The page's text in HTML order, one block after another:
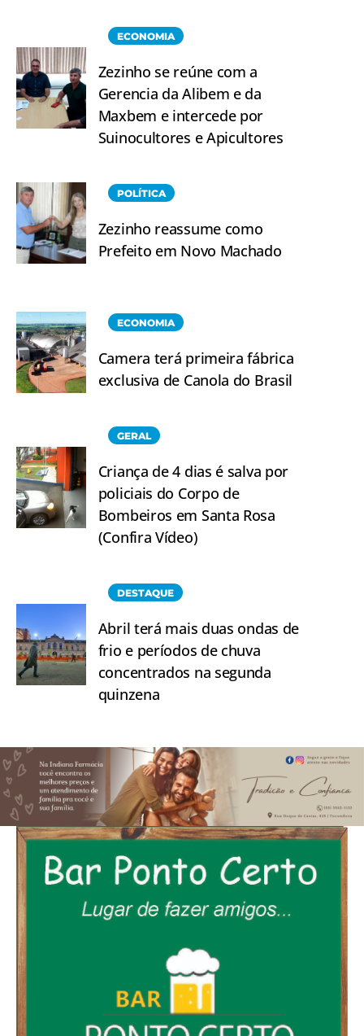
ECONOMIA
Zezinho se reúne com a
Gerencia da Alibem e da
Maxbem e intercede por
Suinocultores e Apicultores
POLÍTICA
Zezinho reassume como
Prefeito em Novo Machado
ECONOMIA
Camera terá primeira fábrica
exclusiva de Canola do Brasil
GERAL
Criança de 4 dias é salva por
policiais do Corpo de
Bombeiros em Santa Rosa
(Confira Vídeo)
DESTAQUE
Abril terá mais duas ondas de
frio e períodos de chuva
concentrados na segunda
quinzena